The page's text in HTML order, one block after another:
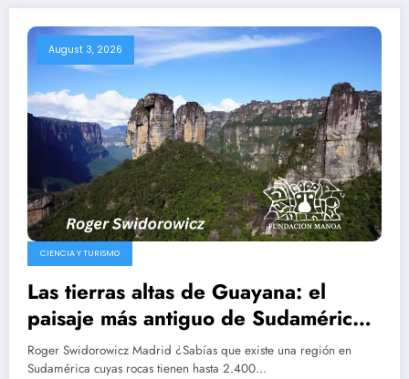
August 3, 2026
CIENCIA Y TURISMO
Las tierras altas de Guayana: el
paisaje más antiguo de Sudamérica
/ Roger Swidorowicz Madrid
Roger Swidorowicz Madrid ¿Sabías que existe una región en
Sudamérica cuyas rocas tienen hasta 2.400…